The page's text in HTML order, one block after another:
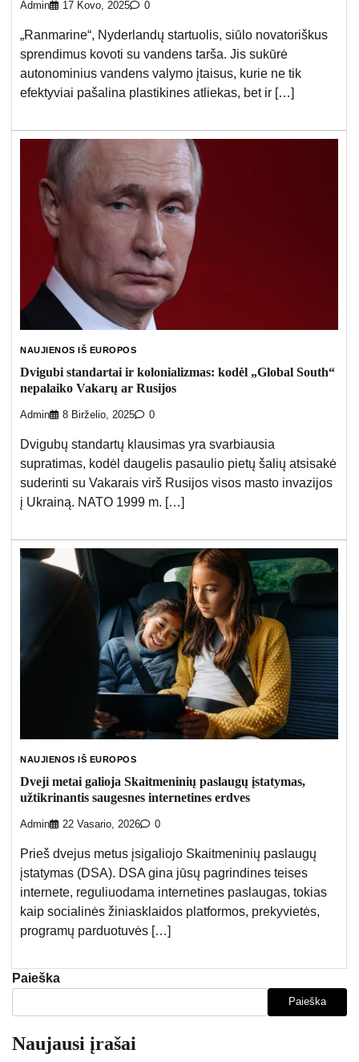
Admin 17 Kovo, 2025 0
„Ranmarine“, Nyderlandų startuolis, siūlo novatoriškus
sprendimus kovoti su vandens tarša. Jis sukūrė
autonominius vandens valymo įtaisus, kurie ne tik
efektyviai pašalina plastikines atliekas, bet ir […]
NAUJIENOS IŠ EUROPOS
Dvigubi standartai ir kolonializmas: kodėl „Global South“
nepalaiko Vakarų ar Rusijos
Admin 8 Birželio, 2025 0
Dvigubų standartų klausimas yra svarbiausia
supratimas, kodėl daugelis pasaulio pietų šalių atsisakė
suderinti su Vakarais virš Rusijos visos masto invazijos
į Ukrainą. NATO 1999 m. […]
NAUJIENOS IŠ EUROPOS
Dveji metai galioja Skaitmeninių paslaugų įstatymas,
užtikrinantis saugesnes internetines erdves
Admin 22 Vasario, 2026 0
Prieš dvejus metus įsigaliojo Skaitmeninių paslaugų
įstatymas (DSA). DSA gina jūsų pagrindines teises
internete, reguliuodama internetines paslaugas, tokias
kaip socialinės žiniasklaidos platformos, prekyvietės,
programų parduotuvės […]
Paieška
Paieška
Naujausi įrašai